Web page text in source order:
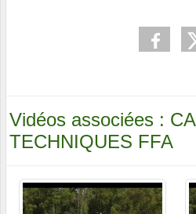
Vidéos associées :
TECHNIQUES FFA